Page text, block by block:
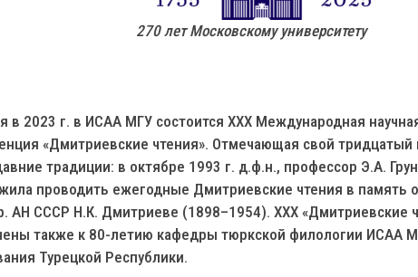
270 лет Московскому университету
в 2023 г. в ИСАА МГУ состоится XXX Международная
«Дмитриевские чтения». Отмечающая свой
традиции: в октябре 1993 г. д.ф.н., профессор Э.А.
проводить ежегодные Дмитриевские чтения в память
АН СССР Н.К. Дмитриеве (1898–1954). ХХХ «Дмитриевские
также к 80-летию кафедры тюркской филологии ИСАА
Турецкой Республики.